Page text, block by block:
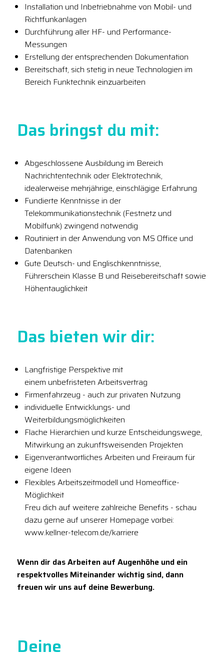
Installation und Inbetriebnahme von Mobil- und
Richtfunkanlagen
Durchführung aller HF- und Performance-
Messungen
Erstellung der entsprechenden Dokumentation
Bereitschaft, sich stetig in neue Technologien im
Bereich Funktechnik einzuarbeiten
Das bringst du mit:
Abgeschlossene Ausbildung im Bereich
Nachrichtentechnik oder Elektrotechnik,
idealerweise mehrjährige, einschlägige Erfahrung
Fundierte Kenntnisse in der
Telekommunikationstechnik (Festnetz und
Mobilfunk) zwingend notwendig
Routiniert in der Anwendung von MS Office und
Datenbanken
Gute Deutsch- und Englischkenntnisse,
Führerschein Klasse B und Reisebereitschaft sowie
Höhentauglichkeit
Das bieten wir dir:
Langfristige Perspektive mit
einem unbefristeten Arbeitsvertrag
Firmenfahrzeug - auch zur privaten Nutzung
individuelle Entwicklungs- und
Weiterbildungsmöglichkeiten
Flache Hierarchien und kurze Entscheidungswege,
Mitwirkung an zukunftsweisenden Projekten
Eigenverantwortliches Arbeiten und Freiraum für
eigene Ideen
Flexibles Arbeitszeitmodell und Homeoffice-
Möglichkeit
Freu dich auf weitere zahlreiche Benefits - schau
dazu gerne auf unserer Homepage vorbei:
www.kellner-telecom.de/karriere
Wenn dir das Arbeiten auf Augenhöhe und ein
respektvolles Miteinander wichtig sind, dann
freuen wir uns auf deine Bewerbung.
Deine